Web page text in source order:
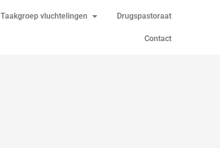
Taakgroep vluchtelingen Drugspastoraat
Contact